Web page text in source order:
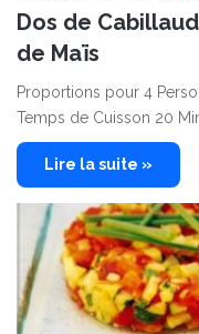
Dos de
de Maïs
Proportions pour 4
Temps de Cuisson 20
Lire la suite »